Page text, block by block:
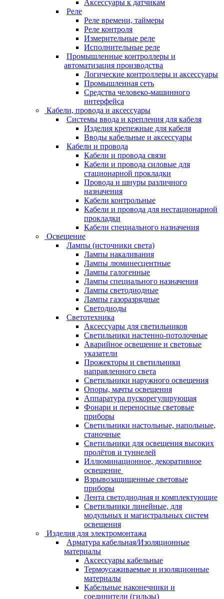
Аксессуары к датчикам
Реле
Реле времени, таймеры
Реле контроля
Измерительные реле
Исполнительные реле
Промышленные контроллеры и
автоматизация производства
Логические контроллеры и аксессуары
Промышленная сеть
Средства человеко-машинного
интерфейса
Кабели, провода и аксессуары
Системы ввода и крепления для кабеля
Изделия крепежные для кабеля
Вводы кабельные и аксессуары
Кабели и провода
Кабели и провода связи
Кабели и провода силовые для
стационарной прокладки
Провода и шнуры различного
назначения
Кабели контрольные
Кабели и провода для нестационарной
прокладки
Кабели специального назначения
Освещение
Лампы (источники света)
Лампы накаливания
Лампы люминесцентные
Лампы галогенные
Лампы специального назначения
Лампы светодиодные
Лампы газоразрядные
Светодиоды
Светотехника
Аксессуары для светильников
Светильники настенно-потолочные
Аварийное освещение и световые
указатели
Прожекторы и светильники
направленного света
Светильники наружного освещения
Опоры, мачты освещения
Аппаратура пускорегулирующая
Фонари и переносные световые
приборы
Светильники настольные, напольные,
станочные
Светильники для освещения высоких
пролётов и туннелей
Иллюминационное, декоративное
освещение
Взрывозащищенные световые
приборы
Лента светодиодная и комплектующие
Светильники линейные, для
модульных и магистральных систем
освещения
Изделия для электромонтажа
Арматура кабельная/Изоляционные
материалы
Аксессуары кабельные
Термоусаживаемые и изоляционные
материалы
Кабельные наконечники и
соединители (гильзы)